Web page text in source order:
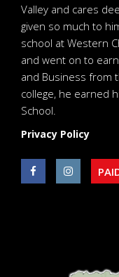
Valley and cares
given so much to
school at Western
and went on to
and Business from
college, he earned
School.
Privacy Policy